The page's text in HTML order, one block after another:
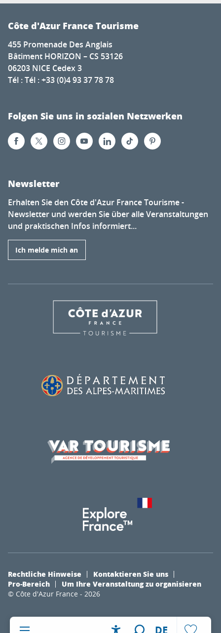
DE
Côte d'Azur France Tourisme
455 Promenade Des Anglais
Bâtiment HORIZON – CS 53126
06203 NICE Cedex 3
Tél : Tél : +33 (0)4 93 37 78 78
Folgen Sie uns in sozialen Netzwerken
Newsletter
Erhalten Sie den Côte d'Azur France Tourisme -
Newsletter und werden Sie über alle Veranstaltungen
und praktischen Infos informiert...
Ich melde mich an
© Côte d'Azur France - 2026
Rechtliche Hinweise
Kontaktieren Sie uns
Pro-Bereich
Um Ihre Veranstaltung zu organisieren